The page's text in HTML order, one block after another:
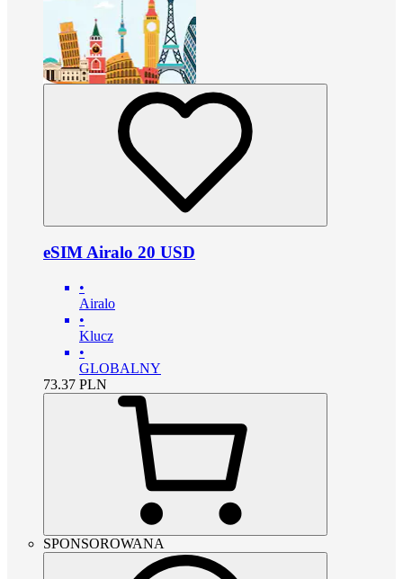
eSIM Airalo 20 USD
•
Airalo
•
Klucz
•
GLOBALNY
73.37 PLN
SPONSOROWANA